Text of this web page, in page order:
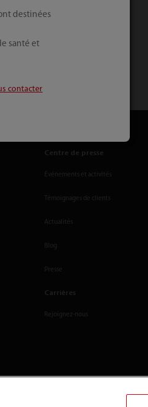
Centre de presse
Événements et activités
Témoignages de clients
Actualités
Blog
Presse
Carrières
Rejoignez-nous
destinées
santé et
contacter